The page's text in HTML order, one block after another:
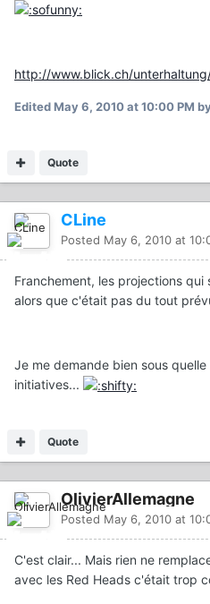
http://www.blick.ch/
EditedMay 6, 2010 at 10:00 PM
Quote
CLine
Posted May 6, 2010 at
Franchement, les projections
alors que c'était pas du tout
Je me demande bien sous
initiatives...
Quote
OlivierAllemagne
Posted May 6, 2010 at
C'est clair... Mais rien ne
avec les Red Heads c'était trop